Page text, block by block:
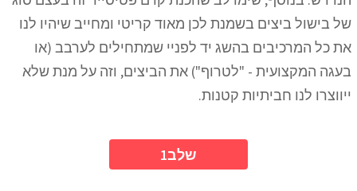
של בישול ביצים בשמנת לכן מאוד קריטי ומחייב שיהיו לנו
את כל המרכיבים בהשג יד לפניי שמתחילים לערבב (או
בעגה המקצועית - "לטרוף") את הביצים, וזה על מנת שלא
ייווצרו לנו חביתיות קטנות.
1שלב